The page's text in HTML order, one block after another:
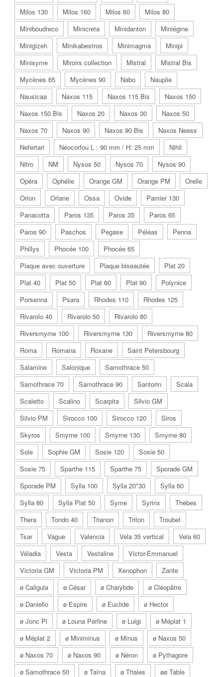
Milos 130
Milos 160 Milos 60
Milos 80
Miniboudreco
Minicreta Minidanton
Miniégine
Minigizeh
Minikabestros Minimagma
Minipi
Minisyme
Miroirs collection Mistral
Mistral Bis
Mycènes 65
Mycènes 90 Nabo
Nauplie
Nausicaa
Naxos 115 Naxos 115 Bis
Naxos 150
Naxos 150 Bis
Naxos 20 Naxos 30
Naxos 50
Naxos 70
Naxos 90 Naxos 90 Bis
Naxos Neess
Nefertari
Néocorfou L : 90 mm / H: 25 mm
Nihil
Nitro
NM Nysos 50 Nysos 70
Nysos 90
Opéra
Ophélie Orange GM Orange PM
Orelle
Orion
Orlane Ossa Ovide
Pamier 130
Panacotta
Paros 135 Paros 35
Paros 65
Paros 90
Paschos Pegase Péléas
Penna
Phillys
Phocée 100
Phocée 65
Plaque avec ouverture
Plaque biseautée
Plat 20
Plat 40
Plat 50 Plat 60 Plat 90
Polynice
Porsenna
Psara Rhodes 110
Rhodes 125
Rivarolo 40
Rivarolo 50
Rivarolo 80
Riversmyrne 100
Riversmyrne 130
Riversmyrne 80
Roma
Romana Roxane
Saint Petersbourg
Salamine
Salonique
Samothrace 50
Samothrace 70
Samothrace 90 Santorin
Scala
Scaletto
Scalino Scarpita
Silvio GM
Silvio PM
Sirocco 100 Sirocco 120
Siros
Skyros
Smyrne 100 Smyrne 130
Smyrne 80
Sole
Sophie GM Sosie 120
Sosie 50
Sosie 75
Sparthe 115 Sparthe 75
Sporade GM
Sporade PM
Sylla 100 Sylla 20*30
Sylla 60
Sylla 80
Sylla Plat 50 Syme Syrinx
Thèbes
Thera
Tondo 40 Trianon Triton
Troubet
Tsar
Vague Valencia Vela 35 vertical
Vela 60
Véladia
Vesta Vestaline
Victor-Emmanuel
Victoria GM
Victoria PM Xenophon
Zante
ø Caligula
ø César ø Charybde
ø Cléopâtre
ø Daniello
ø Espire ø Euclide
ø Hector
ø Jonc Pi
ø Louna Perline ø Luigi
ø Méplat 1
ø Méplat 2
ø Miniminus ø Minus
ø Naxos 50
ø Naxos 70
ø Naxos 90 ø Néron
ø Pythagore
ø Samothrace 50
ø Taïna ø Thales
øø Table